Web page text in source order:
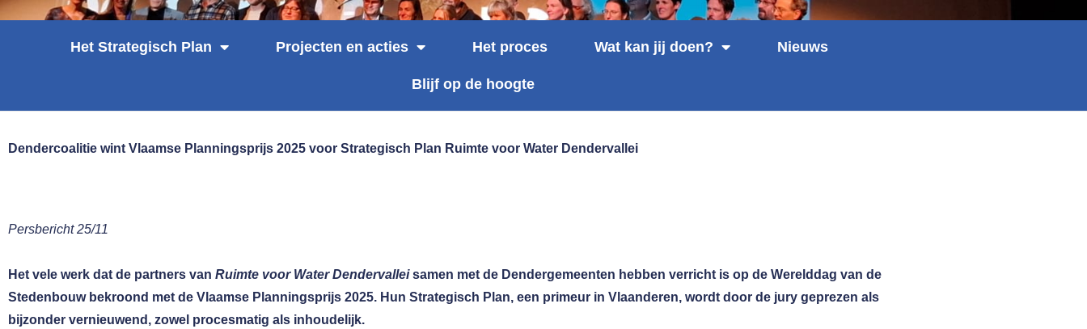
Het Strategisch Plan Projecten en acties Het proces Wat kan jij doen? Nieuws
Blijf op de hoogte
Dendercoalitie wint Vlaamse Planningsprijs 2025 voor Strategisch Plan Ruimte voor Water Dendervallei
Persbericht 25/11
Het vele werk dat de partners van Ruimte voor Water Dendervalleisamen met de Dendergemeenten hebben verricht is op de Werelddag van de
Stedenbouw bekroond met de Vlaamse Planningsprijs 2025. Hun Strategisch Plan, een primeur in Vlaanderen, wordt door de jury geprezen als
bijzonder vernieuwend, zowel procesmatig als inhoudelijk.